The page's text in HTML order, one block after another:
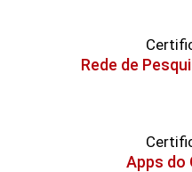
Rede de
Apps do